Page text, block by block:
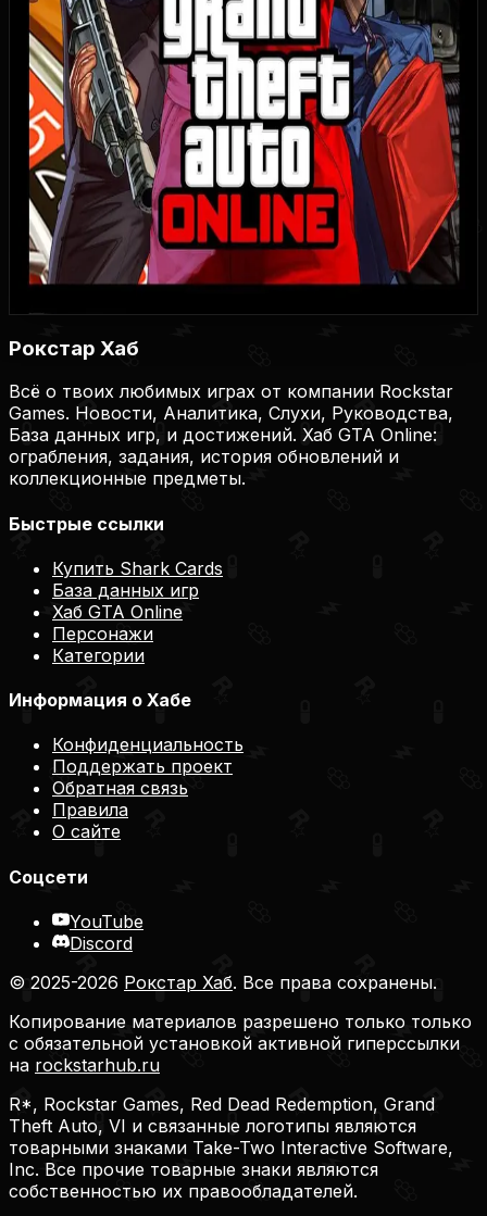
835 24 9 1 0
Купить игру
Купить на Plati.Market
Купить на Plati.Market
Рокстар Хаб
Всё о твоих любимых играх от компании Rockstar
Games. Новости, Аналитика, Слухи, Руководства,
База данных игр, и достижений. Хаб GTA Online:
ограбления, задания, история обновлений и
коллекционные предметы.
Быстрые ссылки
Купить Shark Cards
База данных игр
Хаб GTA Online
Персонажи
Категории
Информация о Хабе
Конфиденциальность
Поддержать проект
Обратная связь
Правила
О сайте
Соцсети
YouTube
Discord
© 2025-2026 Рокстар Хаб. Все права сохранены.
Копирование материалов разрешено только только
с обязательной установкой активной гиперссылки
на rockstarhub.ru
R*, Rockstar Games, Red Dead Redemption, Grand
Theft Auto, VI и связанные логотипы являются
товарными знаками Take-Two Interactive Software,
Inc. Все прочие товарные знаки являются
собственностью их правообладателей.